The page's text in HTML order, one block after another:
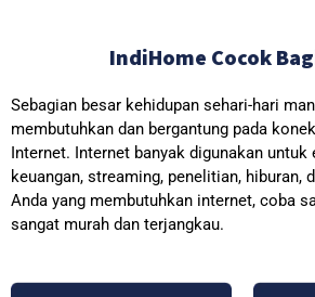
IndiHome Cocok
Sebagian besar kehidupan sehari-hari
membutuhkan dan bergantung pada
Internet. Internet banyak digunakan untuk
keuangan, streaming, penelitian, hiburan,
Anda yang membutuhkan internet, coba
sangat murah dan terjangkau.